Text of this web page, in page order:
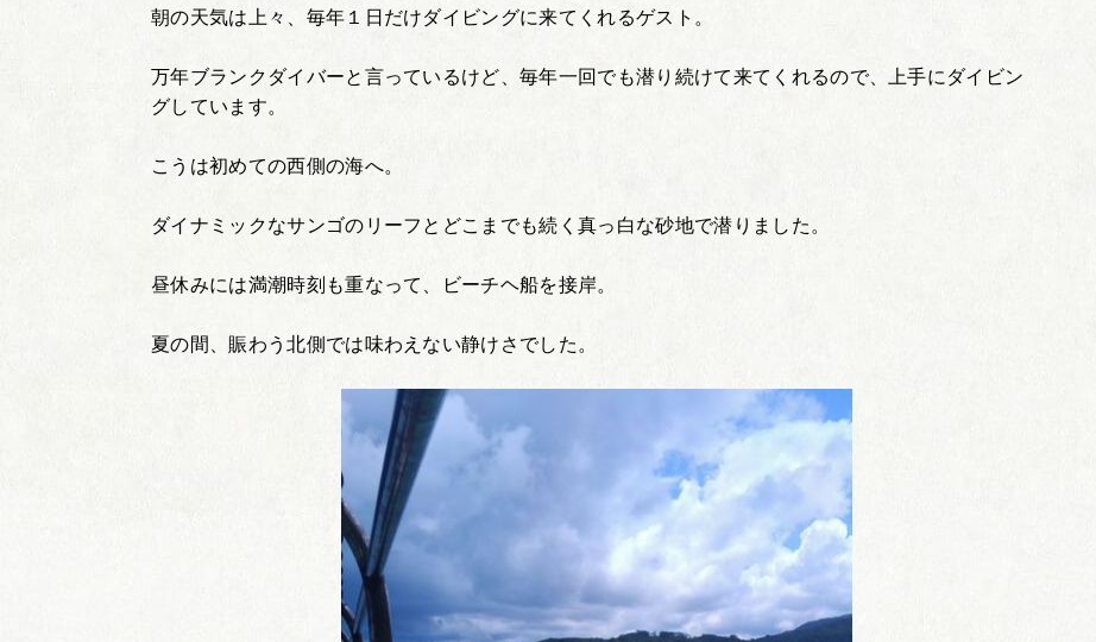
朝の天気は上々、毎年１日だけダイビングに来てくれるゲスト。
万年ブランクダイバーと言っているけど、毎年一回でも潜り続けて来てくれるので、上手にダイビン
グしています。
こうは初めての西側の海へ。
ダイナミックなサンゴのリーフとどこまでも続く真っ白な砂地で潜りました。
昼休みには満潮時刻も重なって、ビーチヘ船を接岸。
夏の間、賑わう北側では味わえない静けさでした。